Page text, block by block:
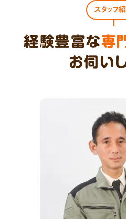
スタッフ
経験豊富な専
お伺い